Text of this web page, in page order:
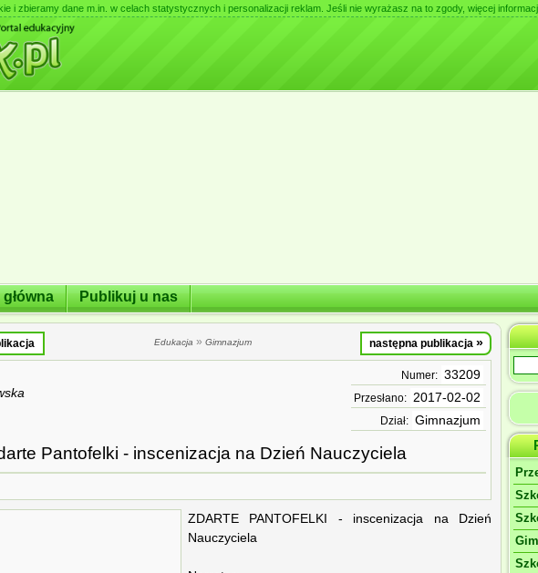
i zbieramy dane m.in. w celach statystycznych i personalizacji reklam. Jeśli nie wyrażasz na to zgody, więcej
Publikuj u nas
Edukacja » Gimnazjum następna publikacja »
Numer: 33209
Przesłano: 2017-02-02
Dział: Gimnazjum
Pantofelki - inscenizacja na Dzień Nauczyciela
ZDARTE PANTOFELKI - inscenizacja na Dzień
Nauczyciela